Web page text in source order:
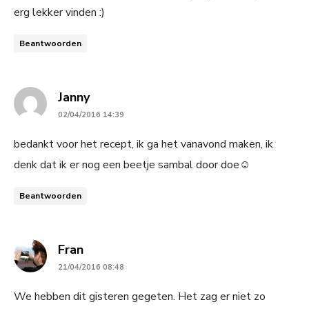
erg lekker vinden :)
Beantwoorden
Jannysays:
02/04/2016 14:39
bedankt voor het recept, ik ga het vanavond maken, ik
denk dat ik er nog een beetje sambal door doe☺
Beantwoorden
Fransays:
21/04/2016 08:48
We hebben dit gisteren gegeten. Het zag er niet zo